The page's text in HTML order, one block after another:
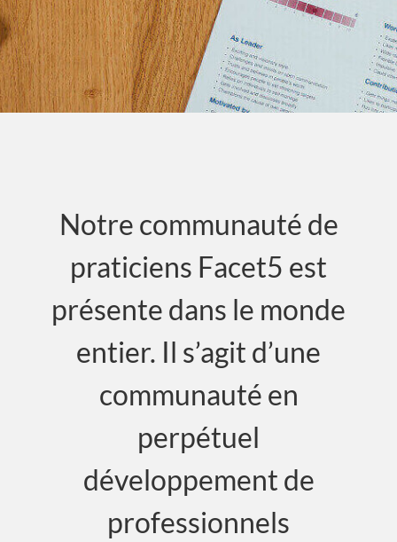
EINBLICKE
Événements
Nous contacter
Notre communauté de
praticiens Facet5 est
présente dans le monde
entier. Il s’agit d’une
communauté en
perpétuel
développement de
professionnels